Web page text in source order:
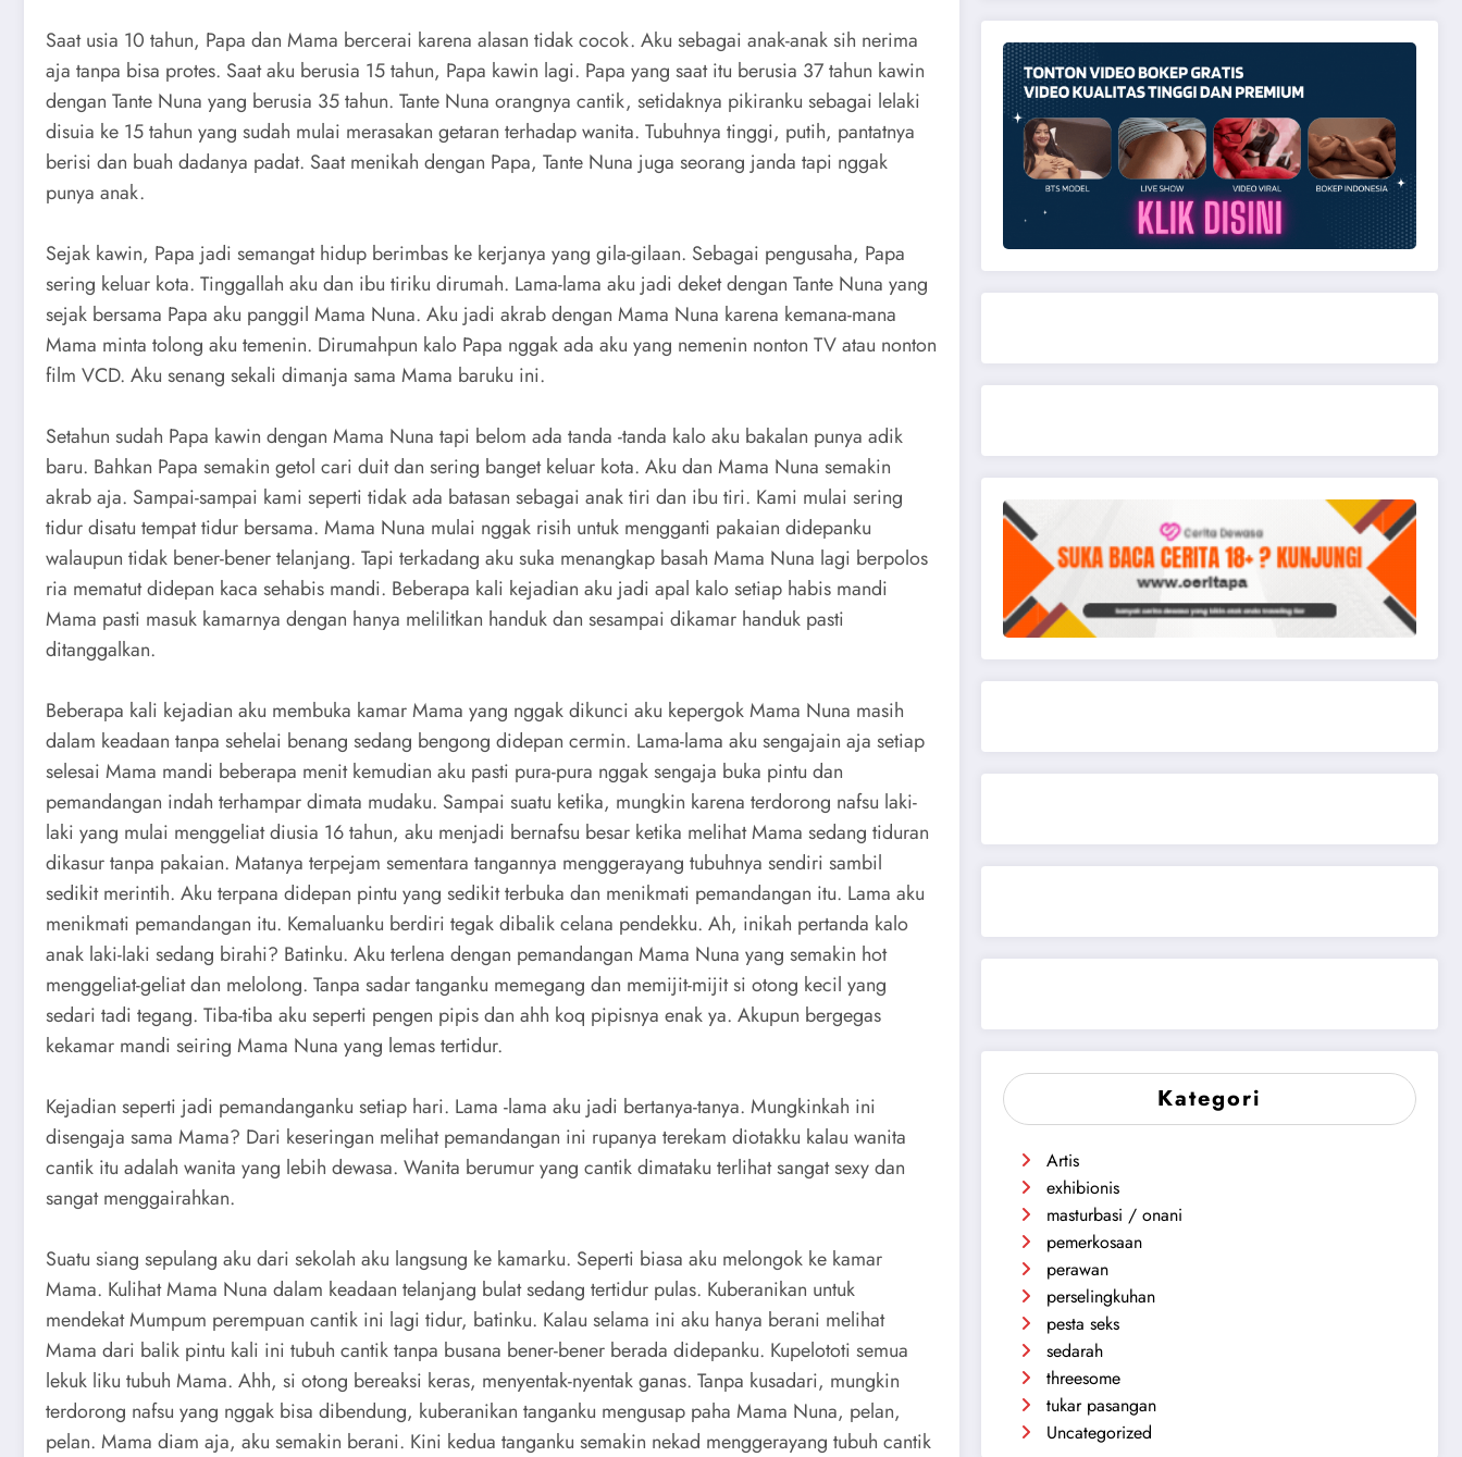
Saat usia 10 tahun, Papa dan Mama bercerai karena alasan tidak cocok. Aku sebagai anak-anak sih nerima
aja tanpa bisa protes. Saat aku berusia 15 tahun, Papa kawin lagi. Papa yang saat itu berusia 37 tahun kawin
dengan Tante Nuna yang berusia 35 tahun. Tante Nuna orangnya cantik, setidaknya pikiranku sebagai lelaki
disuia ke 15 tahun yang sudah mulai merasakan getaran terhadap wanita. Tubuhnya tinggi, putih, pantatnya
berisi dan buah dadanya padat. Saat menikah dengan Papa, Tante Nuna juga seorang janda tapi nggak
punya anak.
Sejak kawin, Papa jadi semangat hidup berimbas ke kerjanya yang gila-gilaan. Sebagai pengusaha, Papa
sering keluar kota. Tinggallah aku dan ibu tiriku dirumah. Lama-lama aku jadi deket dengan Tante Nuna yang
sejak bersama Papa aku panggil Mama Nuna. Aku jadi akrab dengan Mama Nuna karena kemana-mana
Mama minta tolong aku temenin. Dirumahpun kalo Papa nggak ada aku yang nemenin nonton TV atau nonton
film VCD. Aku senang sekali dimanja sama Mama baruku ini.
Setahun sudah Papa kawin dengan Mama Nuna tapi belom ada tanda -tanda kalo aku bakalan punya adik
baru. Bahkan Papa semakin getol cari duit dan sering banget keluar kota. Aku dan Mama Nuna semakin
akrab aja. Sampai-sampai kami seperti tidak ada batasan sebagai anak tiri dan ibu tiri. Kami mulai sering
tidur disatu tempat tidur bersama. Mama Nuna mulai nggak risih untuk mengganti pakaian didepanku
walaupun tidak bener-bener telanjang. Tapi terkadang aku suka menangkap basah Mama Nuna lagi berpolos
ria mematut didepan kaca sehabis mandi. Beberapa kali kejadian aku jadi apal kalo setiap habis mandi
Mama pasti masuk kamarnya dengan hanya melilitkan handuk dan sesampai dikamar handuk pasti
ditanggalkan.
Beberapa kali kejadian aku membuka kamar Mama yang nggak dikunci aku kepergok Mama Nuna masih
dalam keadaan tanpa sehelai benang sedang bengong didepan cermin. Lama-lama aku sengajain aja setiap
selesai Mama mandi beberapa menit kemudian aku pasti pura-pura nggak sengaja buka pintu dan
pemandangan indah terhampar dimata mudaku. Sampai suatu ketika, mungkin karena terdorong nafsu laki-
laki yang mulai menggeliat diusia 16 tahun, aku menjadi bernafsu besar ketika melihat Mama sedang tiduran
dikasur tanpa pakaian. Matanya terpejam sementara tangannya menggerayang tubuhnya sendiri sambil
sedikit merintih. Aku terpana didepan pintu yang sedikit terbuka dan menikmati pemandangan itu. Lama aku
menikmati pemandangan itu. Kemaluanku berdiri tegak dibalik celana pendekku. Ah, inikah pertanda kalo
anak laki-laki sedang birahi? Batinku. Aku terlena dengan pemandangan Mama Nuna yang semakin hot
menggeliat-geliat dan melolong. Tanpa sadar tanganku memegang dan memijit-mijit si otong kecil yang
sedari tadi tegang. Tiba-tiba aku seperti pengen pipis dan ahh koq pipisnya enak ya. Akupun bergegas
kekamar mandi seiring Mama Nuna yang lemas tertidur.
Kejadian seperti jadi pemandanganku setiap hari. Lama -lama aku jadi bertanya-tanya. Mungkinkah ini
disengaja sama Mama? Dari keseringan melihat pemandangan ini rupanya terekam diotakku kalau wanita
cantik itu adalah wanita yang lebih dewasa. Wanita berumur yang cantik dimataku terlihat sangat sexy dan
sangat menggairahkan.
Suatu siang sepulang aku dari sekolah aku langsung ke kamarku. Seperti biasa aku melongok ke kamar
Mama. Kulihat Mama Nuna dalam keadaan telanjang bulat sedang tertidur pulas. Kuberanikan untuk
mendekat Mumpum perempuan cantik ini lagi tidur, batinku. Kalau selama ini aku hanya berani melihat
Mama dari balik pintu kali ini tubuh cantik tanpa busana bener-bener berada didepanku. Kupelototi semua
lekuk liku tubuh Mama. Ahh, si otong bereaksi keras, menyentak-nyentak ganas. Tanpa kusadari, mungkin
terdorong nafsu yang nggak bisa dibendung, kuberanikan tanganku mengusap paha Mama Nuna, pelan,
pelan. Mama diam aja, aku semakin berani. Kini kedua tanganku semakin nekad menggerayang tubuh cantik
Kategori
Artis
exhibionis
masturbasi / onani
pemerkosaan
perawan
perselingkuhan
pesta seks
sedarah
threesome
tukar pasangan
Uncategorized